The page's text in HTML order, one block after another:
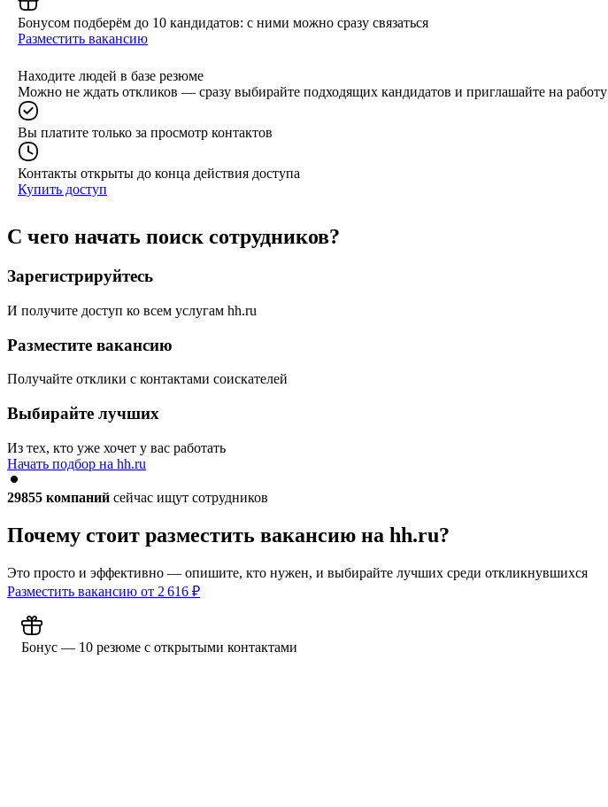
Бонусом подберём до 10 кандидатов: с ними можно сразу связаться
Разместить вакансию
Находите людей в базе резюме
Можно не ждать откликов — сразу выбирайте подходящих кандидатов и приглашайте на работу
Вы платите только за просмотр контактов
Контакты открыты до конца действия доступа
Купить доступ
С чего начать поиск сотрудников?
Зарегистрируйтесь
И получите доступ ко всем услугам hh.ru
Разместите вакансию
Получайте отклики с контактами соискателей
Выбирайте лучших
Из тех, кто уже хочет у вас работать
Начать подбор на hh.ru
29855 компаний сейчас ищут сотрудников
Почему стоит разместить вакансию на hh.ru?
Это просто и эффективно — опишите, кто нужен, и выбирайте лучших среди откликнувшихся
Разместить вакансию от 2 616 ₽
Бонус — 10 резюме с открытыми контактами